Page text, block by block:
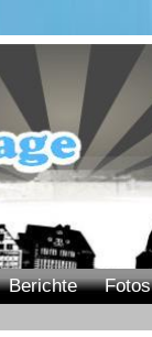
Berichte Fotos